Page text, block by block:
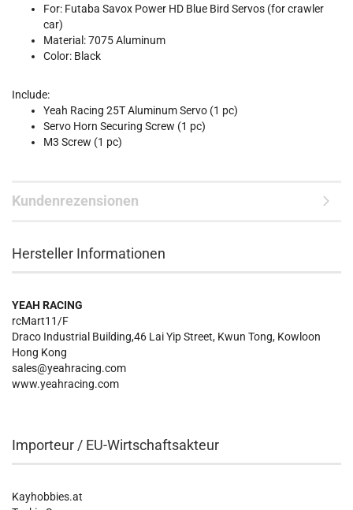
For: Futaba Savox Power HD Blue Bird Servos (for crawler
car)
Material: 7075 Aluminum
Color: Black
Include:
Yeah Racing 25T Aluminum Servo (1 pc)
Servo Horn Securing Screw (1 pc)
M3 Screw (1 pc)
Kundenrezensionen
Hersteller Informationen
YEAH RACING
rcMart11/F
Draco Industrial Building,46 Lai Yip Street, Kwun Tong, Kowloon
Hong Kong
sales@yeahracing.com
www.yeahracing.com
Importeur / EU-Wirtschaftsakteur
Kayhobbies.at